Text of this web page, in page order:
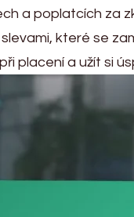
a poplatcích za
které se
placení a užít si